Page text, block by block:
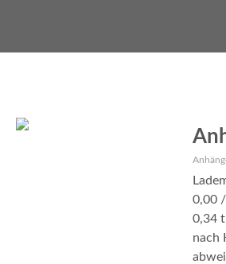
0,00
0,34
nach